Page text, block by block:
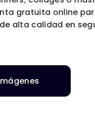
gratuita online
alta calidad en